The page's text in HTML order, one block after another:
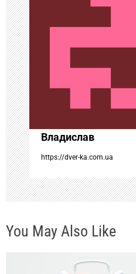
я
п
о
з
а
п
и
с
я
Владислав
https://dver-ka.com.ua
You May Also Like